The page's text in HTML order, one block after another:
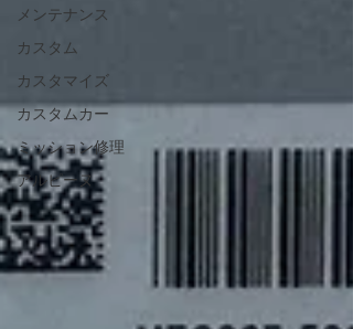
メンテナンス
カスタム
カスタマイズ
カスタムカー
ミッション修理
アルピーヌ